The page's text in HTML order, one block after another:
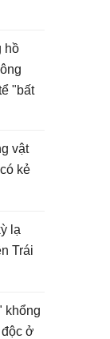
hồ
"bất
vật
kẻ
lạ
Trái
khổng
ở